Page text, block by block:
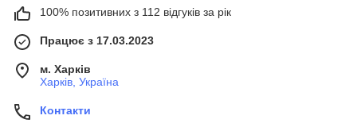
100% позитивних з 112 відгуків за рік
Працює з 17.03.2023
м. Харків
Харків, Україна
Контакти